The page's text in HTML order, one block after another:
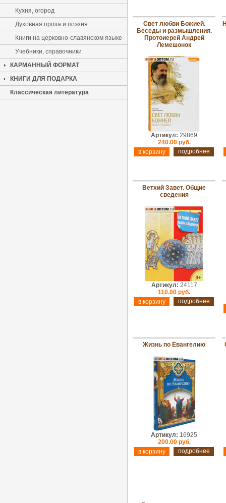
Кухня, огород
Духовная проза и поэзия
Книги на церковно-славянском языке
Учебники, справочники
КАРМАННЫЙ ФОРМАТ
КНИГИ ДЛЯ ПОДАРКА
Классическая литература
Свет любви Божией.
Беседы и размышления.
Протоиерей Андрей
Лемешонок
Артикул: 29869
240.00 руб.
подробнее
Ветхий Завет. Общие
сведения
Артикул: 24117
110.00 руб.
подробнее
Жизнь по Евангелию
Артикул: 16925
200.00 руб.
подробнее